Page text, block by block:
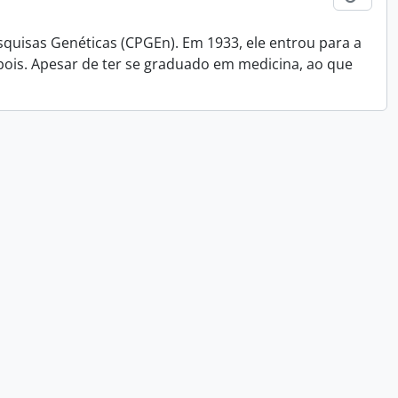
Genéticas (CPGEn). Em 1933, ele entrou para a
Apesar de ter se graduado em medicina, ao que